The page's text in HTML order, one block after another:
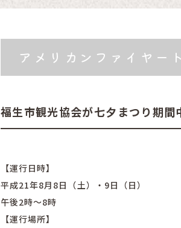
アメリカンファイヤー
福生市観光協会が七夕まつり期間
【運行日時】
平成21年8月8日（土）・9日（日）
午後2時～8時
【運行場所】